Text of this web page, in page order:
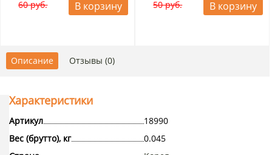
60 руб. В корзину 50 руб. В корзину
Описание Отзывы (0)
Характеристики
Артикул
18990
Вес (брутто), кг
0.045